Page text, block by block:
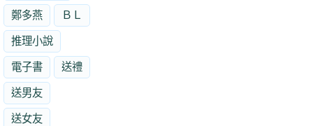
鄭多燕 ＢＬ
推理小說
電子書 送禮
送男友
送女友